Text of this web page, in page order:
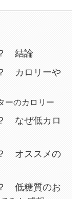
結論
カロリーや
ーのカロリー
なぜ低カロ
オススメの
低糖質のお